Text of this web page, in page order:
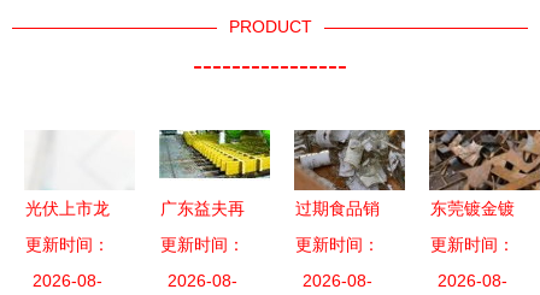
PRODUCT
----------------
光伏上市龙
头企业名单
与回收资源
更新时间：
2026-08-
广东益夫再
生资源回收
公司产品展
更新时间：
2026-08-
过期食品销
毁与资源回
收 上海企
更新时间：
2026-08-
东莞镀金镀
银回收 守
护资源的高
更新时间：
2026-08-